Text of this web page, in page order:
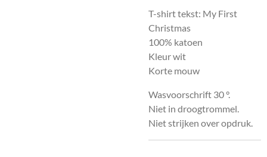
T-shirt tekst: My First
Christmas
100% katoen
Kleur wit
Korte mouw
Wasvoorschrift 30 °.
Niet in droogtrommel.
Niet strijken over opdruk.